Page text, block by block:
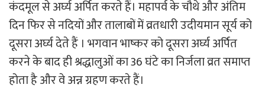
कंदमूल से अर्घ्य अर्पित करते हैं। महापर्व के चौथे और अंतिम
दिन फिर से नदियों और तालाबों में व्रतधारी उदीयमान सूर्य को
दूसरा अर्घ्य देते हैं । भगवान भाष्कर को दूसरा अर्घ्य अर्पित
करने के बाद ही श्रद्धालुओं का 36 घंटे का निर्जला व्रत समाप्त
होता है और वे अन्न ग्रहण करते हैं।